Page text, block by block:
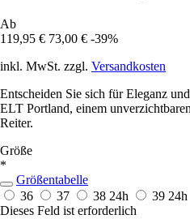
Ab
119,95 € 73,00 € -39%
inkl. MwSt. zzgl. Versandkosten
Entscheiden Sie sich für Eleganz
ELT Portland, einem
Reiter.
Größe
*
Größentabelle
36
37 38 24h 39 24h
Dieses Feld ist erforderlich